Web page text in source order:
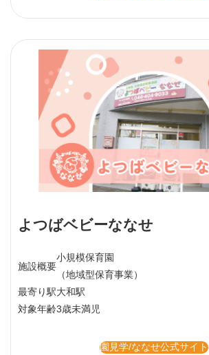
よつばベビーななせ
施設概要
小規模保育園
（地域型保育事業）
最寄り駅大和駅
対象年齢3歳未満児
園見学/ななせ公式サイト